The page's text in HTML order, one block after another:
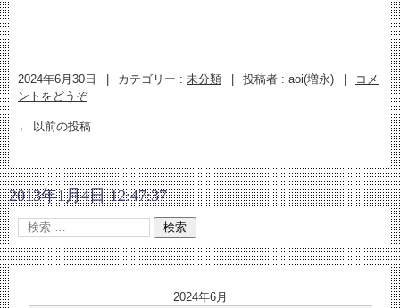
2024年6月30日 カテゴリー : 未分類 投稿者 : aoi(増永)
コメ
ントをどうぞ
← 以前の投稿
2013年1月4日 12:47:37
2024年6月